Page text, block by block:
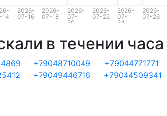
14
2026-
07-16
2026-
07-18
2026-
07-
20
2026-
07-22
2026-
07-
24
2026-
07-26
в течении часа
+79048710049 +79044771771
+79049446716 +79044509341